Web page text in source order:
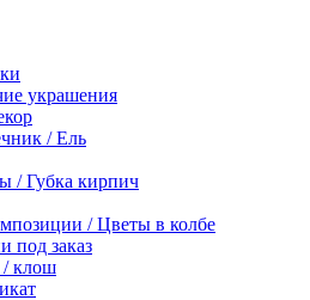
украшения
/ Ель
/ Губка кирпич
/ Цветы в колбе
под заказ
/ клош